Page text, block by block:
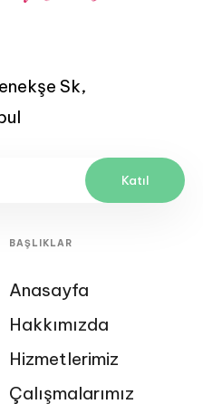
Sk,
Katıl
BAŞLIKLAR
Anasayfa
Hakkımızda
Hizmetlerimiz
Çalışmalarımız